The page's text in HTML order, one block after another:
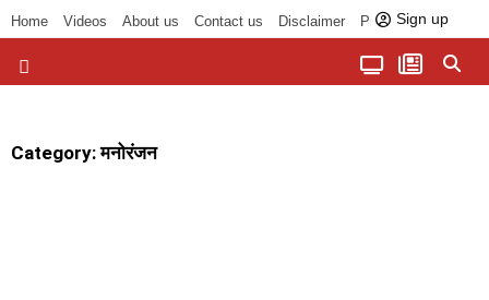
Home Videos About us Contact us Disclaimer Privacy Policy
Sign up
Category: मनोरंजन